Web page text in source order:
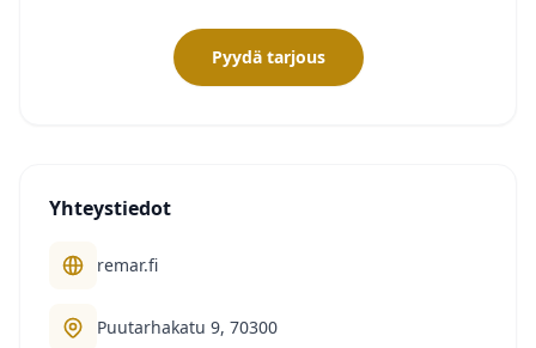
Pyydä tarjous
Yhteystiedot
remar.fi
Puutarhakatu 9, 70300